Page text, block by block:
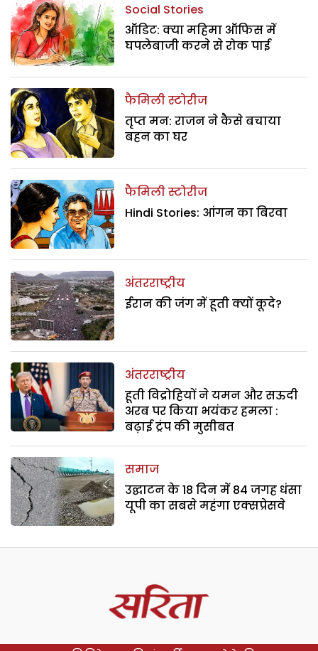
Social Stories
ऑडिट: क्या महिमा ऑफिस में
घपलेबाजी करने से रोक पाई
फैमिली स्टोरीज
तृप्त मन: राजन ने कैसे बचाया
बहन का घर
फैमिली स्टोरीज
Hindi Stories: आंगन का बिरवा
अंतरराष्ट्रीय
ईरान की जंग में हूती क्यों कूदे?
अंतरराष्ट्रीय
हूती विद्रोहियों ने यमन और सऊदी
अरब पर किया भयंकर हमला :
बढ़ाई ट्रंप की मुसीबत
समाज
उद्घाटन के 18 दिन में 84 जगह धंसा
यूपी का सबसे महंगा एक्सप्रेसवे